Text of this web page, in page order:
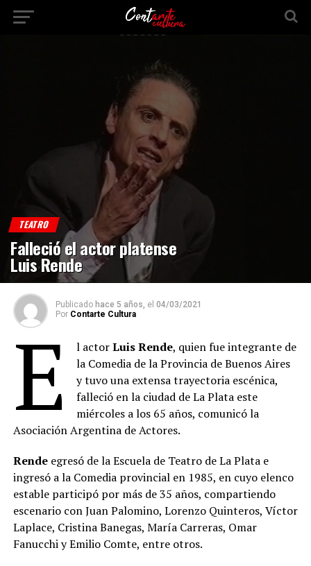
TEATRO
Falleció el actor platense
Luis Rende
Publicado hace 5 años, el 04/03/2021
Por Contarte Cultura
E l actorLuis Rende, quien fue integrante de
la Comedia de la Provincia de Buenos Aires
y tuvo una extensa trayectoria escénica,
falleció en la ciudad de La Plata este
miércoles a los 65 años, comunicó la
Asociación Argentina de Actores.
Rende egresó de la Escuela de Teatro de La Plata e
ingresó a la Comedia provincial en 1985, en cuyo elenco
estable participó por más de 35 años, compartiendo
escenario con Juan Palomino, Lorenzo Quinteros, Víctor
Laplace, Cristina Banegas, María Carreras, Omar
Fanucchi y Emilio Comte, entre otros.